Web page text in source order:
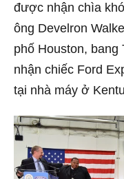
được nhận chìa
ông Develron
phố Houston, bang
nhận chiếc Ford
tại nhà máy ở